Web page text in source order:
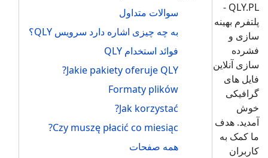
سوالات متداول
به چه چیزی اشاره دارد سرویس QLY؟
فوائد استخدام QLY
Jakie pakiety oferuje QLY?
Formaty plików
Jak korzystać?
Czy muszę płacić co miesiąc?
همه صفحات
QLY.PL -
پلتفرم بهینه
سازی و
فشرده
سازی آنلاین
فایل های
گرافیکی
خوش
آمدید. هدف
ما کمک به
کاربران